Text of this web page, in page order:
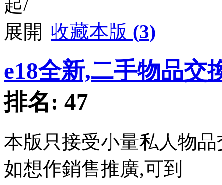
收藏本版 (3)
e18全新,二手物品交
排名: 47
本版只接受小量私人物
如想作銷售推廣,可到